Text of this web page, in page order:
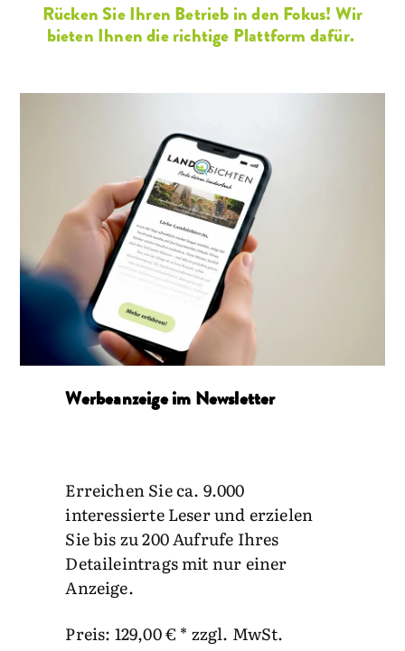
Rücken Sie Ihren Betrieb in den Fokus! Wir
bieten Ihnen die richtige Plattform dafür.
Werbeanzeige im Newsletter
Erreichen Sie ca. 9.000
interessierte Leser und erzielen
Sie bis zu 200 Aufrufe Ihres
Detaileintrags mit nur einer
Anzeige.
Preis: 129,00 € * zzgl. MwSt.